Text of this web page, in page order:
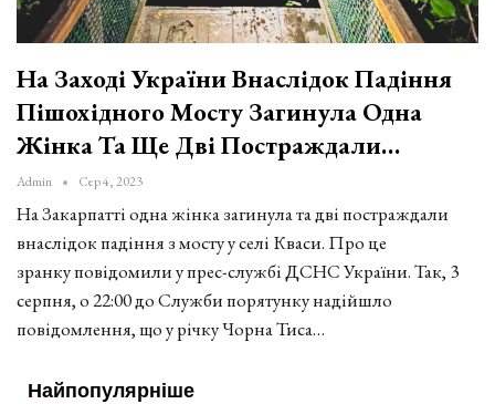
На Заході України Внаслідок Падіння
Пішохідного Мосту Загинула Одна
Жінка Та Ще Дві Постраждали…
Admin Сер 4, 2023
На Закарпатті одна жінка загинула та дві постраждали
внаслідок падіння з мосту у селі Кваси. Про це
зранку повідомили у прес-службі ДСНС України. Так, 3
серпня, о 22:00 до Служби порятунку надійшло
повідомлення, що у річку Чорна Тиса…
Найпопулярніше